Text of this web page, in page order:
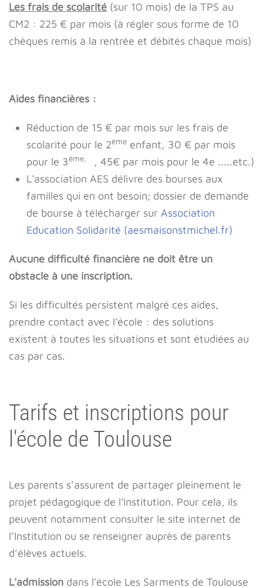
Les frais de scolarité (sur 10 mois) de la TPS au
CM2 : 225 € par mois (à régler sous forme de 10
chèques remis à la rentrée et débités chaque mois)
Aides financières :
Réduction de 15 € par mois sur les frais de
scolarité pour le 2ème enfant, 30 € par mois
pour le 3ème,
, 45€ par mois pour le 4e .....etc.)
L'association AES délivre des bourses aux
familles qui en ont besoin; dossier de demande
de bourse à télécharger sur Association
Education Solidarité (aesmaisonstmichel.fr)
Aucune difficulté financière ne doit être un
obstacle à une inscription.
Si les difficultés persistent malgré ces aides,
prendre contact avec l'école : des solutions
existent à toutes les situations et sont étudiées au
cas par cas.
Tarifs et inscriptions pour
l'école de Toulouse
Les parents s’assurent de partager pleinement le
projet pédagogique de l'Institution. Pour cela, ils
peuvent notamment consulter le site internet de
l’Institution ou se renseigner auprès de parents
d’élèves actuels.
L'admission dans l'école Les Sarments de Toulouse